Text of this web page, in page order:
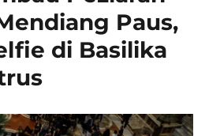
Paus,
di Basilika